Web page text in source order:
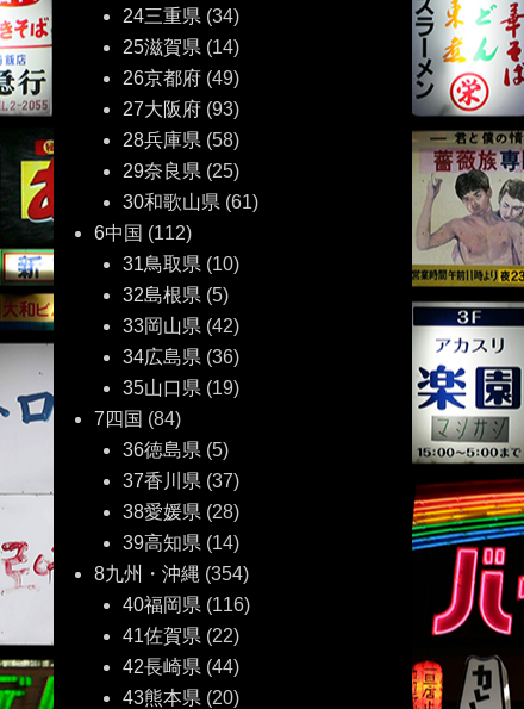
24三重県 (34)
25滋賀県 (14)
26京都府 (49)
27大阪府 (93)
28兵庫県 (58)
29奈良県 (25)
30和歌山県 (61)
6中国 (112)
31鳥取県 (10)
32島根県 (5)
33岡山県 (42)
34広島県 (36)
35山口県 (19)
7四国 (84)
36徳島県 (5)
37香川県 (37)
38愛媛県 (28)
39高知県 (14)
8九州・沖縄 (354)
40福岡県 (116)
41佐賀県 (22)
42長崎県 (44)
43熊本県 (20)